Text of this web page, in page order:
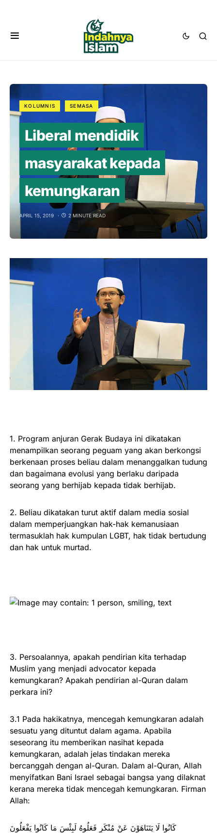
KOLUMNIS SEMASA
Liberal mendidik
masyarakat kepada
kemungkaran
APRIL 15, 2019 2 MINUTE READ
1. Program anjuran Gerak Budaya ini dikatakan
menampilkan seorang peguam yang akan berkongsi
berkenaan proses beliau dalam menanggalkan tudung
dan bagaimana evolusi yang berlaku daripada
seorang yang berhijab kepada tidak berhijab.
2. Beliau dikatakan turut aktif dalam media sosial
dalam memperjuangkan hak-hak kemanusiaan
termasuklah hak kumpulan LGBT, hak tidak bertudung
dan hak untuk murtad.
3. Persoalannya, apakah pendirian kita terhadap
Muslim yang menjadi advocator kepada
kemungkaran? Apakah pendirian al-Quran dalam
perkara ini?
3.1 Pada hakikatnya, mencegah kemungkaran adalah
sesuatu yang dituntut dalam agama. Apabila
seseorang itu memberikan nasihat kepada
kemungkaran, adalah jelas tindakan mereka
bercanggah dengan al-Quran. Dalam al-Quran, Allah
menyifatkan Bani Israel sebagai bangsa yang dilaknat
kerana mereka tidak mencegah kemungkaran. Firman
Allah:
كَانُوا لَا يَتَنَاهَوْنَ عَنْ مُنْكَرٍ فَعَلُوهُ لَبِئْسَ مَا كَانُوا يَفْعَلُونَ